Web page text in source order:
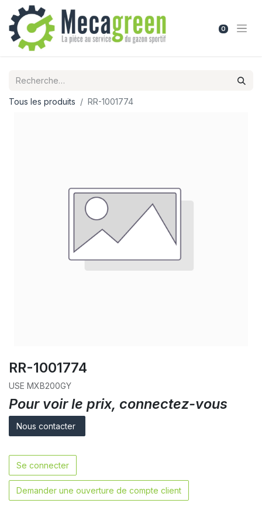
0
Tous les produits RR-1001774
RR-1001774
USE MXB200GY
Pour voir le prix, connectez-vous
Nous contacter
Se connecter
Demander une ouverture de compte client